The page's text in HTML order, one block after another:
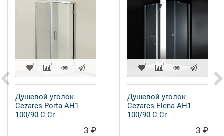
Душевой уголок
Cezares Porta AH1
100/90 C Cr
3 ₽
Душевой уголок
Cezares Elena AH1
100/90 C Cr
3 ₽